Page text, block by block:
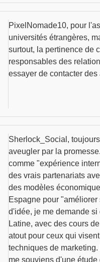
PixelNomade10, pour
universités étrangères,
surtout, la pertinence de
responsables des
essayer de contacter
Sherlock_Social,
aveugler par la
comme "expérience
des vrais partenariats
des modèles
Espagne pour
d'idée, je me demande
Latine, avec des cours
atout pour ceux qui
techniques de
me souviens d'une